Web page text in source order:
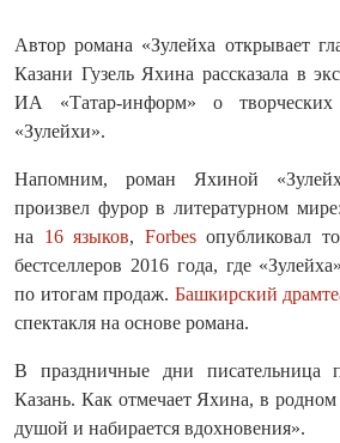
Автор романа «Зулейха открывает
Казани Гузель Яхина рассказала в
ИА «Татар-информ» о
«Зулейхи».
Напомним, роман Яхиной
произвел фурор в литературном
на 16 языков, Forbesопубликовал
бестселлеров 2016 года, где
по итогам продаж. Башкирский
спектакля на основе романа.
В праздничные дни писательница
Казань. Как отмечает Яхина, в родном
душой и набирается вдохновения».